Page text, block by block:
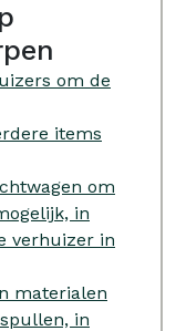
om de
items
om
in
verhuizer in
materialen
in